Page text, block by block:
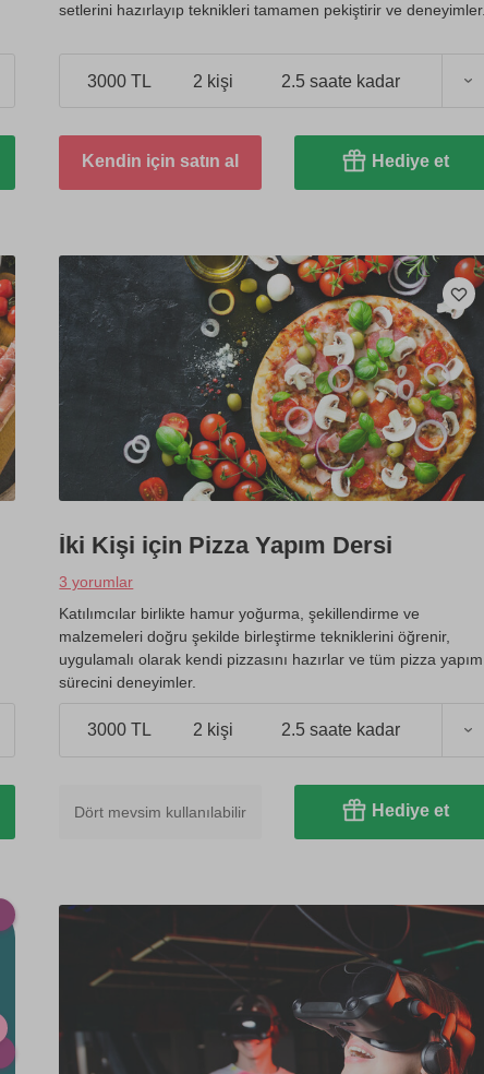
setlerini hazırlayıp teknikleri tamamen pekiştirir ve deneyimler.
3000 TL 2 kişi 2.5 saate kadar
Kendin için satın al Hediye et
İki Kişi için Pizza Yapım Dersi
3 yorumlar
Katılımcılar birlikte hamur yoğurma, şekillendirme ve
malzemeleri doğru şekilde birleştirme tekniklerini öğrenir,
uygulamalı olarak kendi pizzasını hazırlar ve tüm pizza yapım
sürecini deneyimler.
3000 TL 2 kişi 2.5 saate kadar
Dört mevsim kullanılabilir Hediye et